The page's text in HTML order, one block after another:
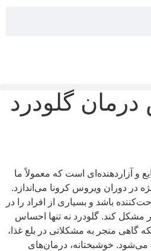
گلودرد
و آزاردهنده‌ای است که معمولاً ما
در دوران ویروس کرونا می‌اندازد.
باشد و بسیاری از افراد را در
مشکل کند. گلودرد نه تنها احساس
گاهی منجر به مشکلاتی در بلع غذا،
خوشبختانه، درمان‌های